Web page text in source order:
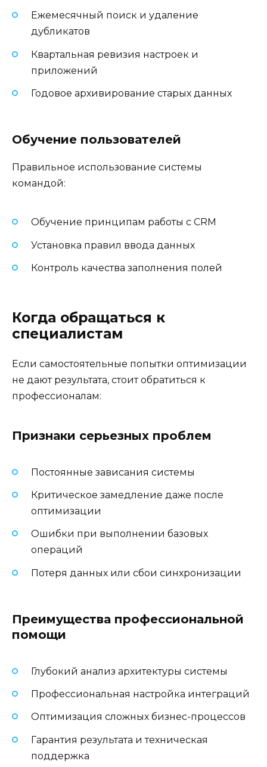
Ежемесячный поиск и удаление
дубликатов
Квартальная ревизия настроек и
приложений
Годовое архивирование старых данных
Обучение пользователей
Правильное использование системы
командой:
Обучение принципам работы с CRM
Установка правил ввода данных
Контроль качества заполнения полей
Когда обращаться к
специалистам
Если самостоятельные попытки оптимизации
не дают результата, стоит обратиться к
профессионалам:
Признаки серьезных проблем
Постоянные зависания системы
Критическое замедление даже после
оптимизации
Ошибки при выполнении базовых
операций
Потеря данных или сбои синхронизации
Преимущества профессиональной
помощи
Глубокий анализ архитектуры системы
Профессиональная настройка интеграций
Оптимизация сложных бизнес-процессов
Гарантия результата и техническая
поддержка